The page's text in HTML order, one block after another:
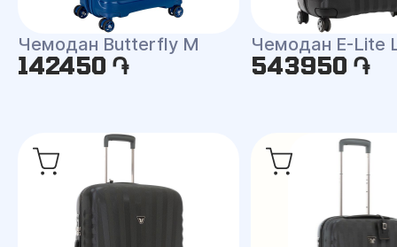
Чемодан Butterfly M
142450 ֏
Чемодан E-Lite
543950 ֏